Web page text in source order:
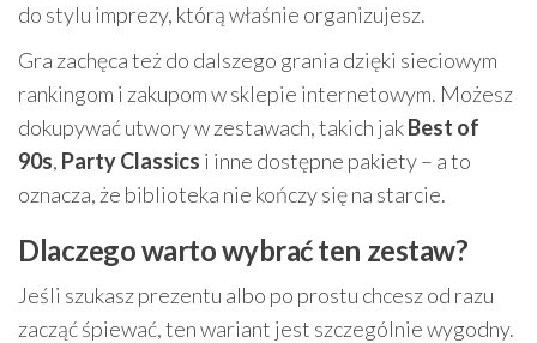
do stylu imprezy, którą właśnie organizujesz.
Gra zachęca też do dalszego grania dzięki sieciowym
rankingom i zakupom w sklepie internetowym. Możesz
dokupywać utwory w zestawach, takich jakBest of
90s, Party Classics i inne dostępne pakiety – a to
oznacza, że biblioteka nie kończy się na starcie.
Dlaczego warto wybrać ten zestaw?
Jeśli szukasz prezentu albo po prostu chcesz od razu
zacząć śpiewać, ten wariant jest szczególnie wygodny.